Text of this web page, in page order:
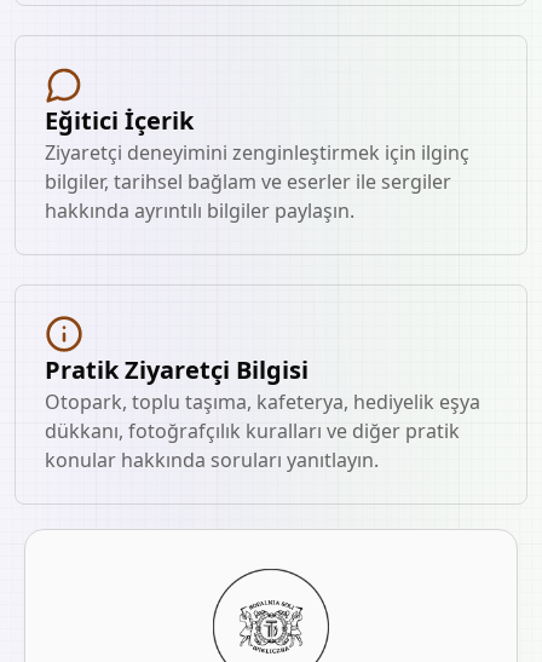
Eğitici İçerik
Ziyaretçi deneyimini zenginleştirmek için ilginç
bilgiler, tarihsel bağlam ve eserler ile sergiler
hakkında ayrıntılı bilgiler paylaşın.
Pratik Ziyaretçi Bilgisi
Otopark, toplu taşıma, kafeterya, hediyelik eşya
dükkanı, fotoğrafçılık kuralları ve diğer pratik
konular hakkında soruları yanıtlayın.